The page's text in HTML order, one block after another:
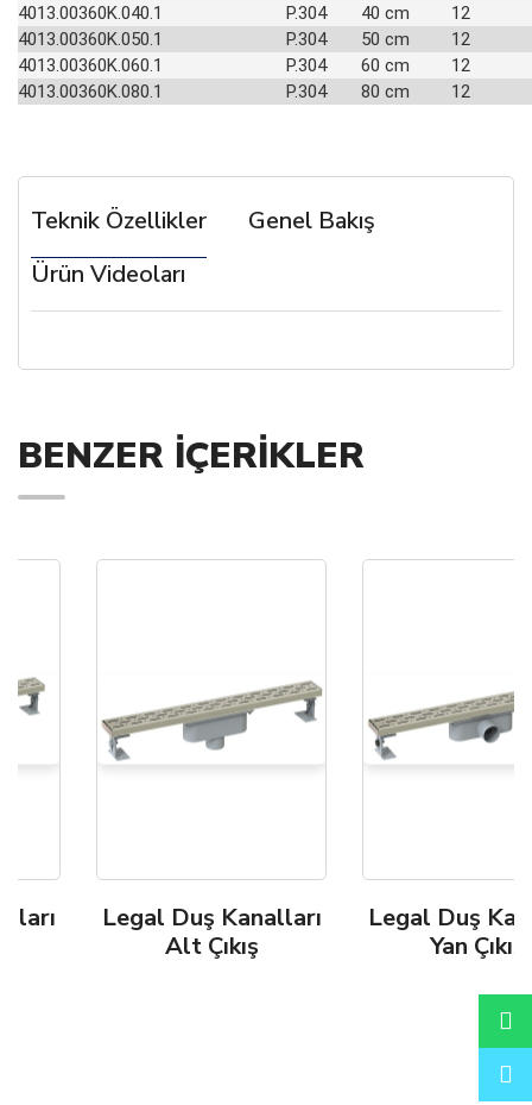
4013.00360K.040.1
P.304 40 cm
12
4013.00360K.050.1
P.304 50 cm
12
4013.00360K.060.1
P.304 60 cm
12
4013.00360K.080.1
P.304 80 cm 12
Teknik Özellikler
Genel Bakış
Ürün Videoları
BENZER İÇERİKLER
Legal Duş Kanalları
Alt Çıkış
Legal Duş
Yan Çıkış